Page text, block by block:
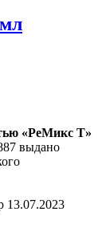
«РеМикс Т»
выдано
13.07.2023